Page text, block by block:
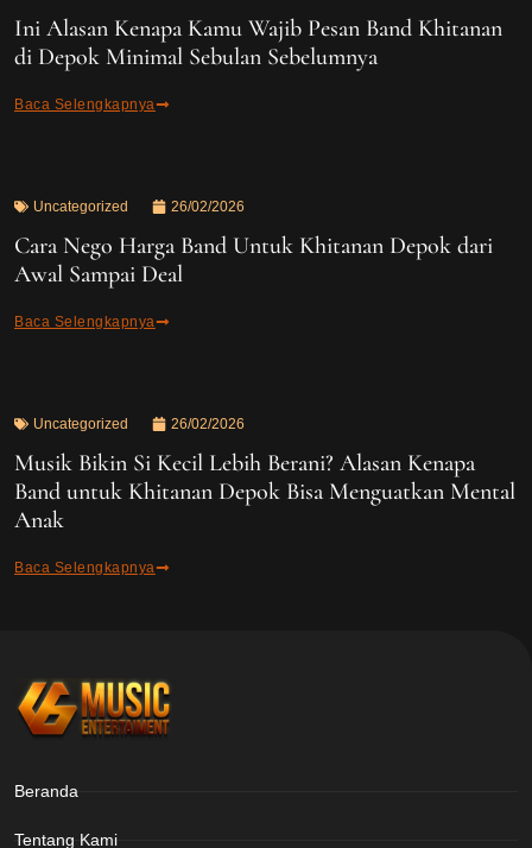
Ini Alasan Kenapa Kamu Wajib Pesan Band Khitanan
di Depok Minimal Sebulan Sebelumnya
Baca Selengkapnya
Uncategorized 26/02/2026
Cara Nego Harga Band Untuk Khitanan Depok dari
Awal Sampai Deal
Baca Selengkapnya
Uncategorized 26/02/2026
Musik Bikin Si Kecil Lebih Berani? Alasan Kenapa
Band untuk Khitanan Depok Bisa Menguatkan Mental
Anak
Baca Selengkapnya
Beranda
Tentang Kami